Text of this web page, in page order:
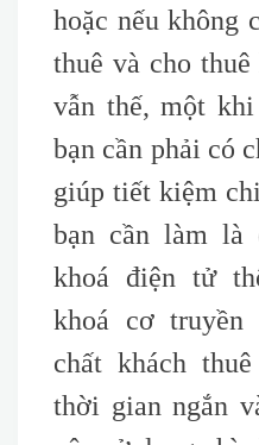
hoặc nếu không
thuê và cho
vẫn thế, một
bạn cần phải có
giúp tiết kiệm
bạn cần làm là
khoá điện tử
khoá cơ
chất khách
thời gian ngắn